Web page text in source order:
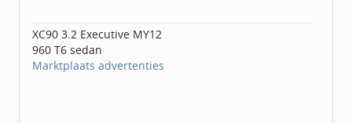
XC90 3.2 Executive MY12
960 T6 sedan
Marktplaats advertenties